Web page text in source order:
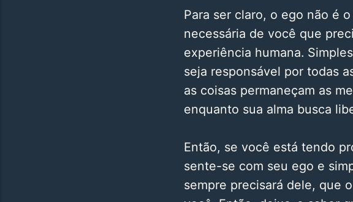
Para ser claro, o ego não é
necessária de você que
experiência humana.
seja responsável por todas
as coisas permaneçam as
enquanto sua alma busca
Então, se você está tendo
sente-se com seu ego e
sempre precisará dele, que